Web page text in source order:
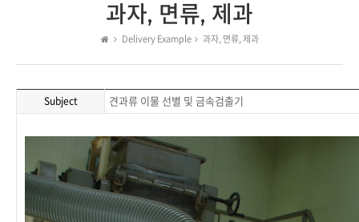
과자, 면류, 제과
Delivery Example 과자, 면류, 제과
Subject 견과류 이물 선별 및 금속검출기